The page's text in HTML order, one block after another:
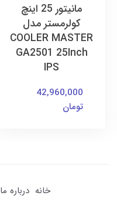
مانیتور 25 اینچ
کولرمستر مدل
COOLER MASTER
GA2501 25Inch
IPS
42,960,000
تومان
خانه درباره ما